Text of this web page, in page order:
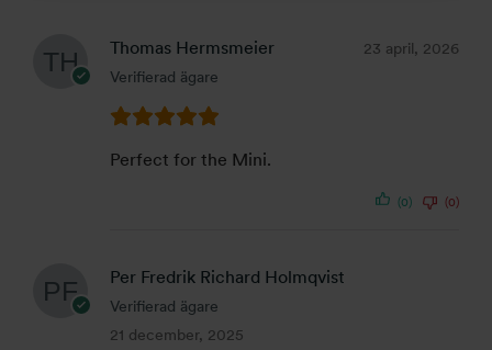
Thomas Hermsmeier
Verifierad ägare
23 april, 2026
Perfect for the Mini.
(0) (0)
Per Fredrik Richard Holmqvist
Verifierad ägare
21 december, 2025